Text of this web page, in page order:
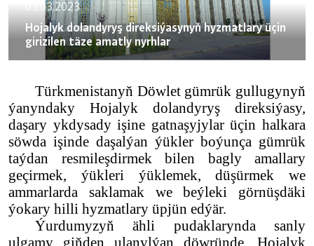
03.03.2023
Hojalyk dolandyryş direksiýasynyň hyzmatlary üçin
girizilen täze amatly nyrhlar
Türkmenistanyň Döwlet gümrük gullugynyň
ýanyndaky Hojalyk dolandyryş direksiýasy,
daşary ykdysady işine gatnaşyjylar üçin halkara
söwda işinde daşalýan ýükler boýunça gümrük
taýdan resmileşdirmek bilen bagly amallary
geçirmek, ýükleri ýüklemek, düşürmek we
ammarlarda saklamak we beýleki görnüşdäki
ýokary hilli hyzmatlary üpjün edýär.
Ýurdumyzyň ähli pudaklarynda sanly
ulgamy giňden ulanylýan döwründe, Hojalyk